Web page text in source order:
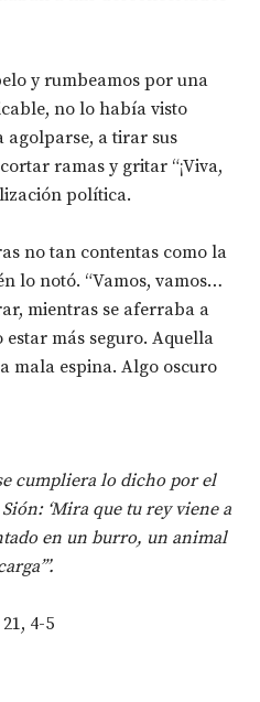
y rumbeamos por una
no lo había visto
agolparse, a tirar sus
ramas y gritar “¡Viva,
política.
no tan contentas como la
lo notó. “Vamos, vamos…
mientras se aferraba a
más seguro. Aquella
mala espina. Algo oscuro
cumpliera lo dicho por el
‘Mira que tu rey viene a
en un burro, un animal
4-5